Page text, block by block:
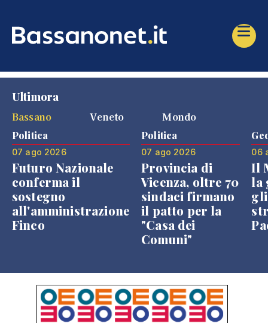
Ultimora
Bassano
Veneto Mondo
Politica
07 ago 2026
Futuro Nazionale
conferma il
sostegno
all'amministrazione
Finco
Politica
07 ago 2026
Provincia di
Vicenza, oltre 70
sindaci firmano
il patto per la
"Casa dei
Comuni"
06
Il
la